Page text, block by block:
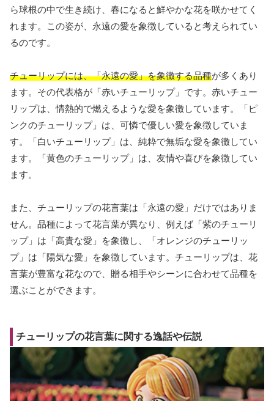
ら球根の中で生き続け、春になると鮮やかな花を咲かせてく
れます。この姿が、永遠の愛を象徴していると考えられてい
るのです。
チューリップには、「永遠の愛」を象徴する品種が多くあり
ます。その代表格が「赤いチューリップ」です。赤いチュー
リップは、情熱的で燃えるような愛を象徴しています。「ピ
ンクのチューリップ」は、可憐で優しい愛を象徴していま
す。「白いチューリップ」は、純粋で無垢な愛を象徴してい
ます。「黄色のチューリップ」は、友情や喜びを象徴してい
ます。
また、チューリップの花言葉は「永遠の愛」だけではありま
せん。品種によって花言葉が異なり、例えば「紫のチューリ
ップ」は「高貴な愛」を象徴し、「オレンジのチューリッ
プ」は「陽気な愛」を象徴しています。チューリップは、花
言葉が豊富な花なので、贈る相手やシーンに合わせて品種を
選ぶことができます。
チューリップの花言葉に関する逸話や伝説